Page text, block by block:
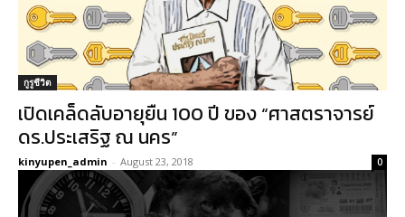
กูรูชีวิต
เปิดเคล็ดลับอายุยืน 100 ปี ของ “ศาสตราจารย์
ดร.ประเสริฐ ณ นคร”
kinyupen_admin - August 23, 2018 0